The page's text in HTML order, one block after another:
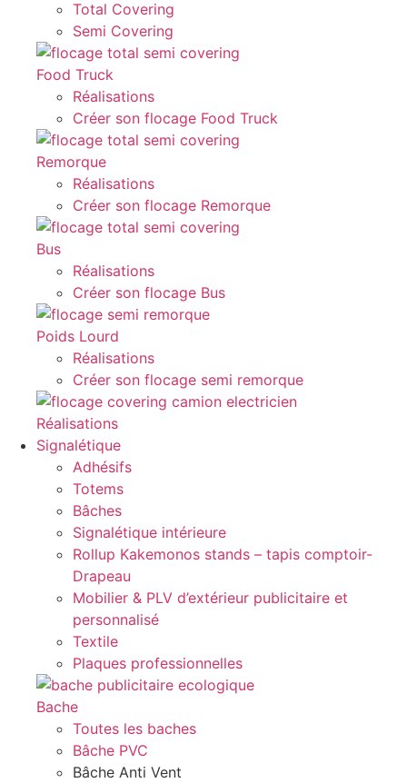
Total Covering
Semi Covering
Food Truck
Réalisations
Créer son flocage Food Truck
Remorque
Réalisations
Créer son flocage Remorque
Bus
Réalisations
Créer son flocage Bus
Poids Lourd
Réalisations
Créer son flocage semi remorque
Réalisations
Signalétique
Adhésifs
Totems
Bâches
Signalétique intérieure
Rollup Kakemonos stands – tapis comptoir-
Drapeau
Mobilier & PLV d’extérieur publicitaire et
personnalisé
Textile
Plaques professionnelles
Bache
Toutes les baches
Bâche PVC
Bâche Anti Vent